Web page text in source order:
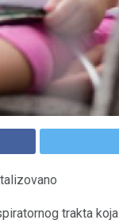
trakta